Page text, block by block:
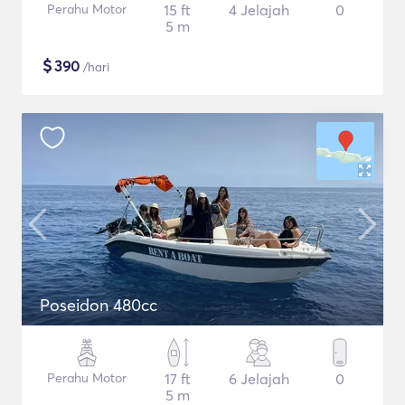
Perahu Motor
15 ft
5 m
4 Jelajah 0
$390 /hari
Poseidon 480cc
Perahu Motor
17 ft
5 m
6 Jelajah 0